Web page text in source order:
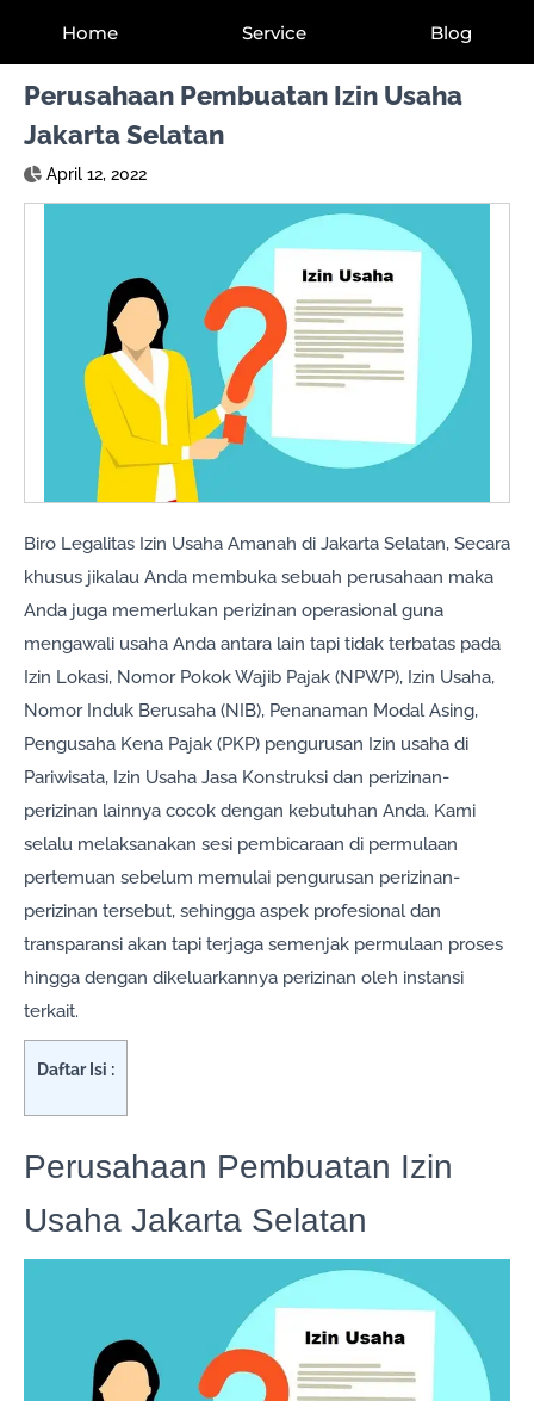
Home Service Blog
Perusahaan Pembuatan Izin Usaha
Jakarta Selatan
April 12, 2022
Biro Legalitas Izin Usaha Amanah di Jakarta Selatan, Secara
khusus jikalau Anda membuka sebuah perusahaan maka
Anda juga memerlukan perizinan operasional guna
mengawali usaha Anda antara lain tapi tidak terbatas pada
Izin Lokasi, Nomor Pokok Wajib Pajak (NPWP), Izin Usaha,
Nomor Induk Berusaha (NIB), Penanaman Modal Asing,
Pengusaha Kena Pajak (PKP) pengurusan Izin usaha di
Pariwisata, Izin Usaha Jasa Konstruksi dan perizinan-
perizinan lainnya cocok dengan kebutuhan Anda. Kami
selalu melaksanakan sesi pembicaraan di permulaan
pertemuan sebelum memulai pengurusan perizinan-
perizinan tersebut, sehingga aspek profesional dan
transparansi akan tapi terjaga semenjak permulaan proses
hingga dengan dikeluarkannya perizinan oleh instansi
terkait.
Daftar Isi :
Perusahaan Pembuatan Izin
Usaha Jakarta Selatan